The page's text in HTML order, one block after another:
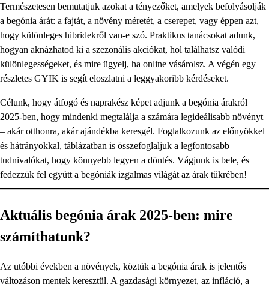
Természetesen bemutatjuk azokat a tényezőket, amelyek befolyásolják
a begónia árát: a fajtát, a növény méretét, a cserepet, vagy éppen azt,
hogy különleges hibridekről van-e szó. Praktikus tanácsokat adunk,
hogyan aknázhatod ki a szezonális akciókat, hol találhatsz valódi
különlegességeket, és mire ügyelj, ha online vásárolsz. A végén egy
részletes GYIK is segít eloszlatni a leggyakoribb kérdéseket.
Célunk, hogy átfogó és naprakész képet adjunk a begónia árakról
2025-ben, hogy mindenki megtalálja a számára legideálisabb növényt
– akár otthonra, akár ajándékba keresgél. Foglalkozunk az előnyökkel
és hátrányokkal, táblázatban is összefoglaljuk a legfontosabb
tudnivalókat, hogy könnyebb legyen a döntés. Vágjunk is bele, és
fedezzük fel együtt a begóniák izgalmas világát az árak tükrében!
Aktuális begónia árak 2025-ben: mire
számíthatunk?
Az utóbbi években a növények, köztük a begónia árak is jelentős
változáson mentek keresztül. A gazdasági környezet, az infláció, a